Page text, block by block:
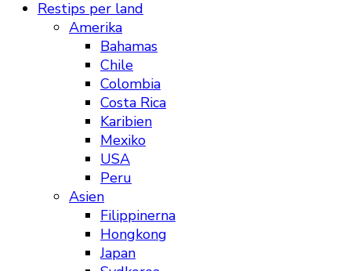
Restips per land
Amerika
Bahamas
Chile
Colombia
Costa Rica
Karibien
Mexiko
USA
Peru
Asien
Filippinerna
Hongkong
Japan